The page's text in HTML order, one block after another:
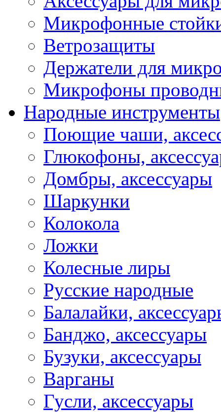
Микрофонные
Ветрозащиты
Держатели для
Микрофоны
Народные инструменты
Поющие чаши,
Глюкофоны,
Домбры, аксессуары
Шаркунки
Колокола
Ложки
Колесные лиры
Русские народные
Балалайки,
Банджо, аксессуары
Бузуки, аксессуары
Варганы
Гусли, аксессуары